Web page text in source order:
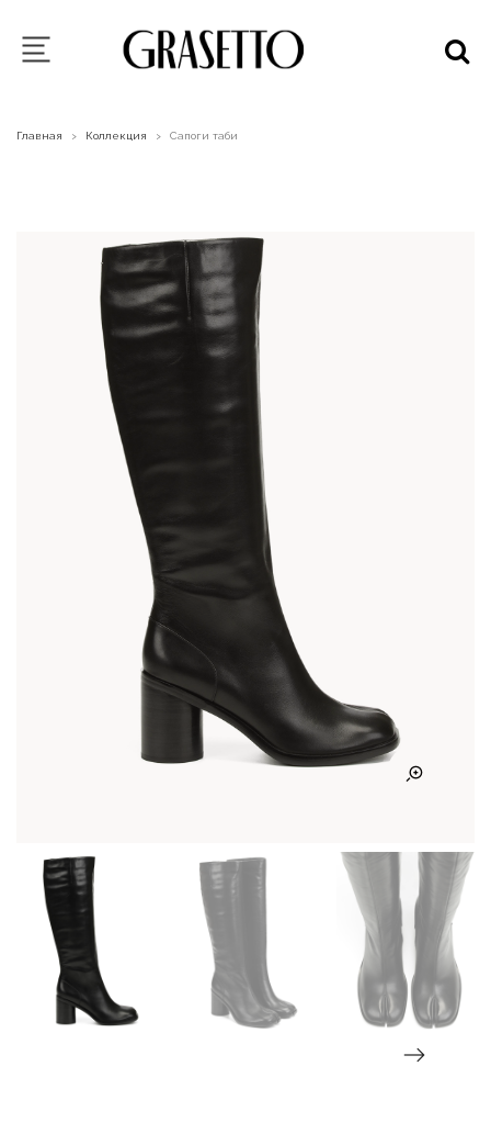
Главная > Коллекция > Сапоги таби